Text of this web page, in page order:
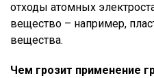
отходы атомных
вещество – например,
вещества.
Чем грозит применение